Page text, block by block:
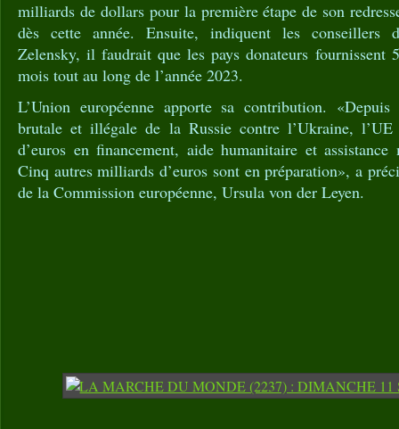
milliards de dollars pour la première étape de son
dès cette année. Ensuite, indiquent les conseillers
Zelensky, il faudrait que les pays donateurs fournissent
mois tout au long de l’année 2023.
L’Union européenne apporte sa contribution.
brutale et illégale de la Russie contre l’Ukraine,
d’euros en financement, aide humanitaire et
Cinq autres milliards d’euros sont en préparation», a
de la Commission européenne, Ursula von der Leyen.